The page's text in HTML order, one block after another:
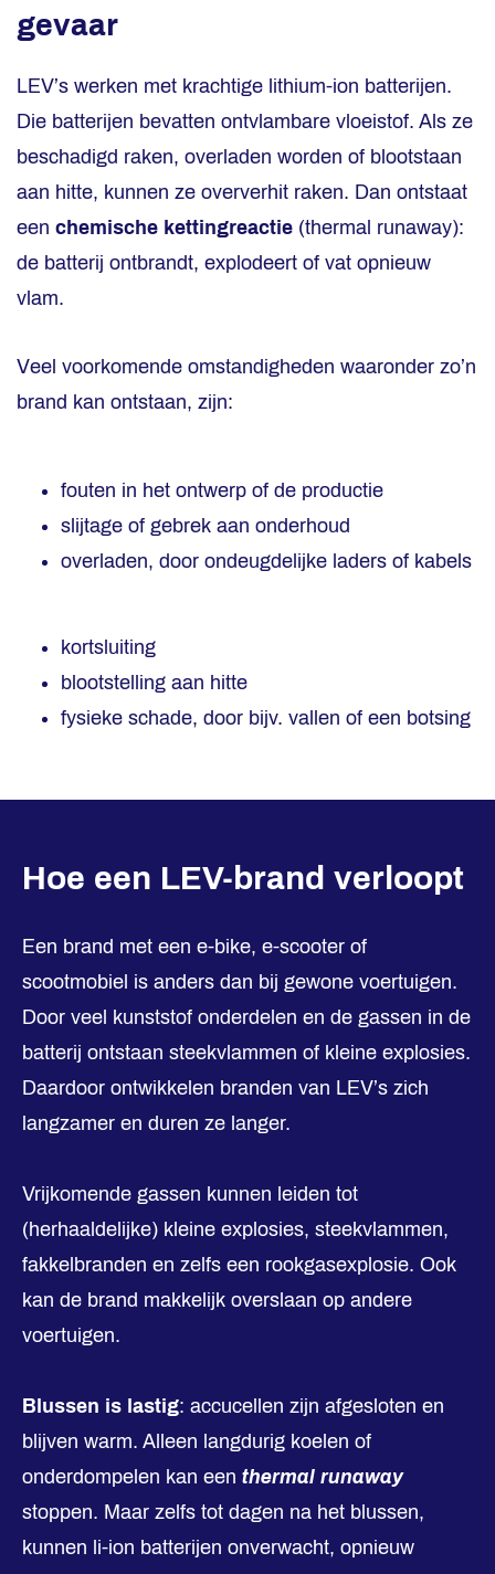
gevaar
LEV’s werken met krachtige lithium-ion batterijen.
Die batterijen bevatten ontvlambare vloeistof. Als ze
beschadigd raken, overladen worden of blootstaan
aan hitte, kunnen ze oververhit raken. Dan ontstaat
een chemische kettingreactie (thermal runaway):
de batterij ontbrandt, explodeert of vat opnieuw
vlam.
Veel voorkomende omstandigheden waaronder zo’n
brand kan ontstaan, zijn:
fouten in het ontwerp of de productie
slijtage of gebrek aan onderhoud
overladen, door ondeugdelijke laders of kabels
kortsluiting
blootstelling aan hitte
fysieke schade, door bijv. vallen of een botsing
Hoe een LEV-brand verloopt
Een brand met een e-bike, e-scooter of
scootmobiel is anders dan bij gewone voertuigen.
Door veel kunststof onderdelen en de gassen in de
batterij ontstaan steekvlammen of kleine explosies.
Daardoor ontwikkelen branden van LEV’s zich
langzamer en duren ze langer.
Vrijkomende gassen kunnen leiden tot
(herhaaldelijke) kleine explosies, steekvlammen,
fakkelbranden en zelfs een rookgasexplosie. Ook
kan de brand makkelijk overslaan op andere
voertuigen.
Blussen is lastig: accucellen zijn afgesloten en
blijven warm. Alleen langdurig koelen of
onderdompelen kan een thermal runaway
stoppen. Maar zelfs tot dagen na het blussen,
kunnen li-ion batterijen onverwacht, opnieuw